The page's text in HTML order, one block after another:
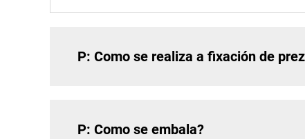
P: Como se realiza a fixación de
P: Como se embala?